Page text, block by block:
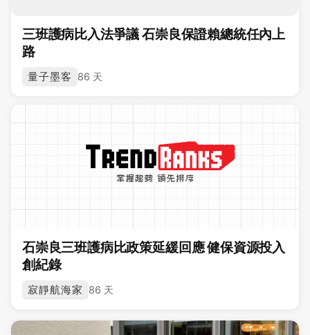
三班護病比入法爭議 石崇良保證賴總統任內上
路
量子墨客 86 天
石崇良三班護病比政策延緩回應 健保資源投入
創紀錄
寂靜航海家 86 天